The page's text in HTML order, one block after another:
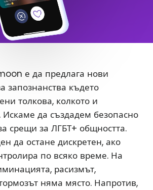
е да предлага нови
запознанства където
толкова, колкото и
да създадем безопасно
срещи за ЛГБТ+ общността.
да остане дискретен, ако
по всяко време. На
расизмът,
няма място. Напротив,